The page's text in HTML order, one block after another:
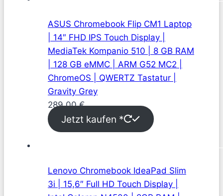
ASUS Chromebook Flip CM1 Laptop
| 14″ FHD IPS Touch Display |
MediaTek Kompanio 510 | 8 GB RAM
| 128 GB eMMC | ARM G52 MC2 |
ChromeOS | QWERTZ Tastatur |
Gravity Grey
289,00€
Jetzt kaufen *
Lenovo Chromebook IdeaPad Slim
3i | 15,6″ Full HD Touch Display |